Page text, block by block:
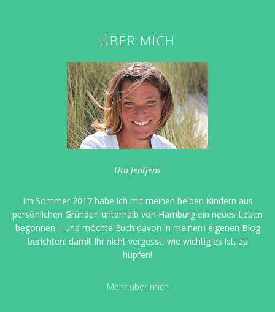
ÜBER MICH
Uta Jentjens
Im Sommer 2017 habe ich mit meinen beiden Kindern aus
persönlichen Gründen unterhalb von Hamburg ein neues Leben
begonnen – und möchte Euch davon in meinem eigenen Blog
berichten: damit Ihr nicht vergesst, wie wichtig es ist, zu
hüpfen!
Mehr über mich